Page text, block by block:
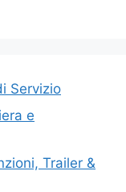
Servizio
e
Trailer &